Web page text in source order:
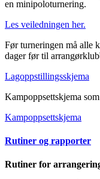
en minipoloturnering.
Les veiledningen her.
Før turneringen må alle
dager før til
Lagoppstillingsskjema
Kampoppsettskjema
Kampoppsettskjema
Rutiner og rapporter
Rutiner for